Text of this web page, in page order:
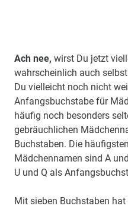
Ach nee, wirst Du jetzt
wahrscheinlich auch
Du vielleicht noch nicht
Anfangsbuchstabe für
häufig noch besonders
gebräuchlichen
Buchstaben. Die
Mädchennamen sind A
U und Q als
Mit sieben Buchstaben hat